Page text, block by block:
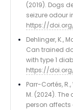
(2019). Dogs
seizure odour
https://
Dehlinger, K.,
Can trained
with type 1
https://
Parr-Cortés,
M. (2024).
person